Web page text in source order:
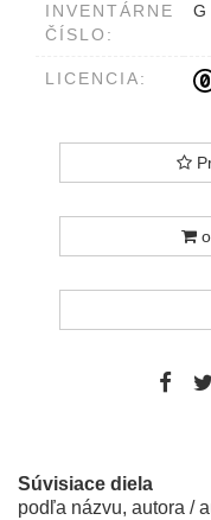
INVENTÁRNE
ČÍSLO:
G
LICENCIA:
Súvisiace diela
podľa názvu, autora /